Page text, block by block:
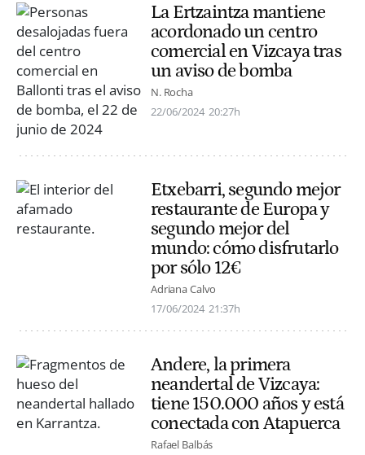
La Ertzaintza mantiene
acordonado un centro
comercial en Vizcaya tras
un aviso de bomba
N. Rocha
22/06/2024 20:27h
Etxebarri, segundo mejor
restaurante de Europa y
segundo mejor del
mundo: cómo disfrutarlo
por sólo 12€
Adriana Calvo
17/06/2024 21:37h
Andere, la primera
neandertal de Vizcaya:
tiene 150.000 años y está
conectada con Atapuerca
Rafael Balbás